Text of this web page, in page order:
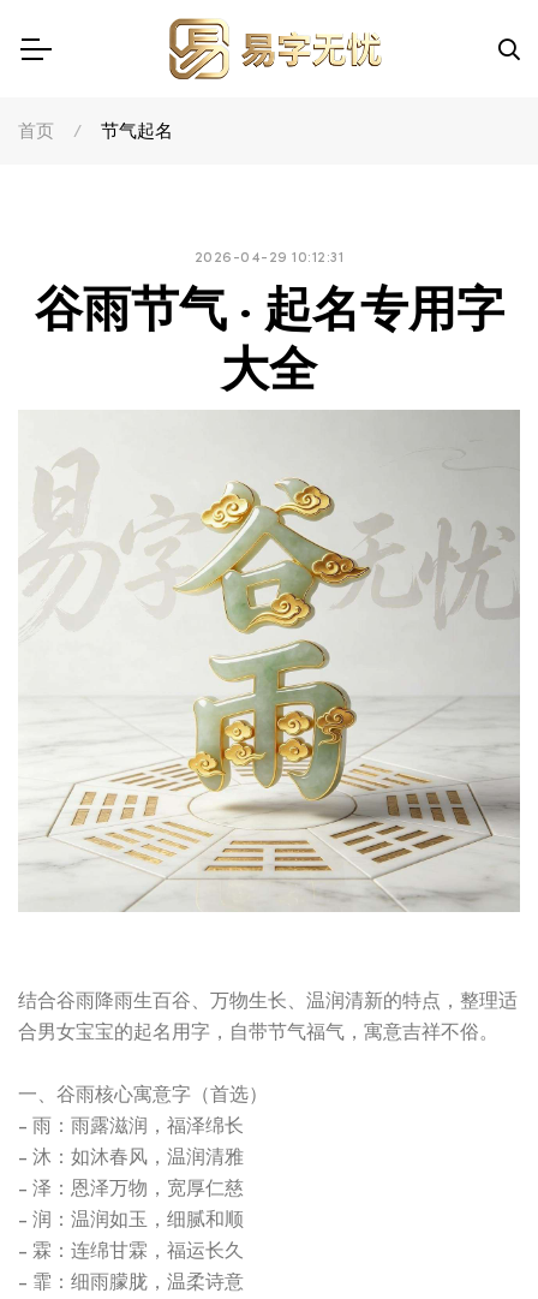
首页 节气起名
2026-04-29 10:12:31
谷雨节气 · 起名专用字
大全
结合谷雨降雨生百谷、万物生长、温润清新的特点，整理适
合男女宝宝的起名用字，自带节气福气，寓意吉祥不俗。
一、谷雨核心寓意字（首选）
- 雨：雨露滋润，福泽绵长
- 沐：如沐春风，温润清雅
- 泽：恩泽万物，宽厚仁慈
- 润：温润如玉，细腻和顺
- 霖：连绵甘霖，福运长久
- 霏：细雨朦胧，温柔诗意